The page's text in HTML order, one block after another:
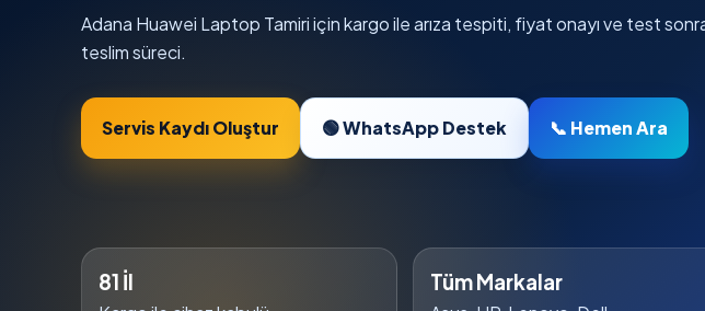
Adana Huawei Laptop Tamiri için kargo ile arıza tespiti, fiyat onayı ve test
teslim süreci.
Servis Kaydı Oluştur 🟢 WhatsApp Destek 📞 Hemen Ara
81 İl Tüm Markalar